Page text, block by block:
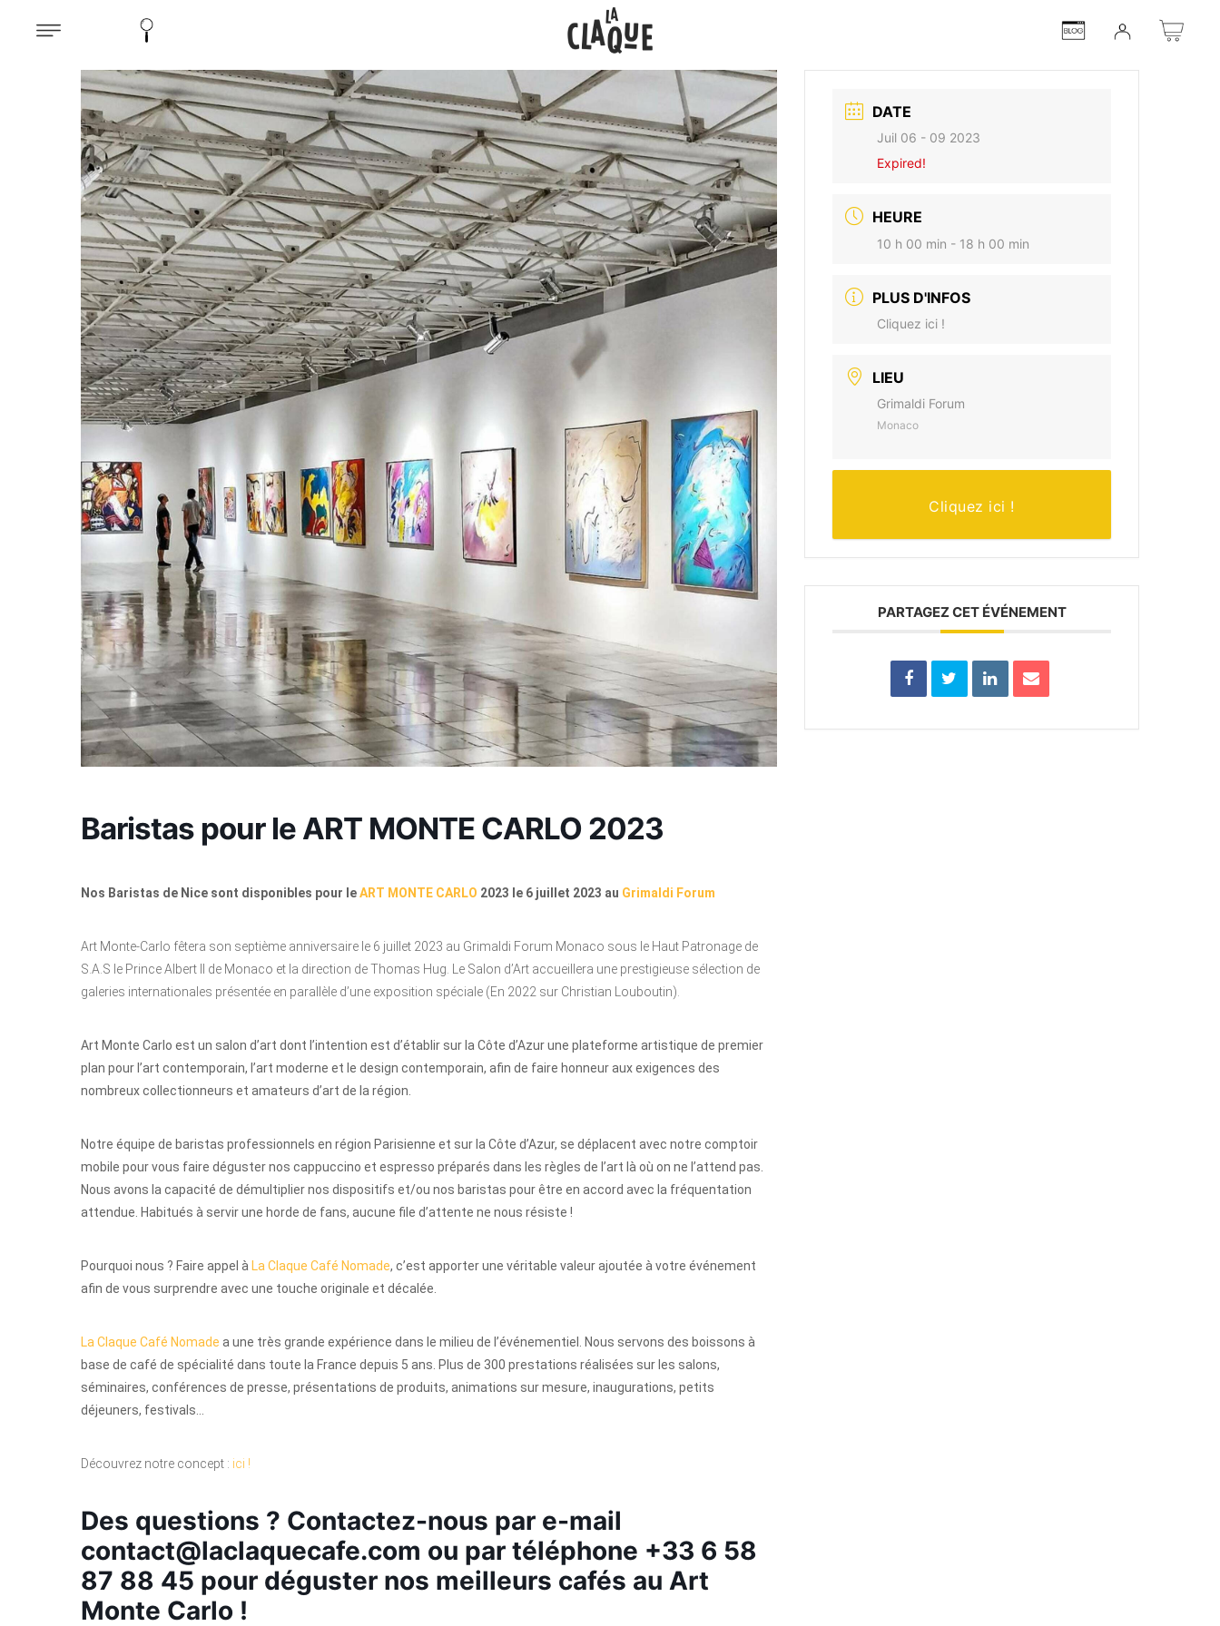
Baristas pour le ART MONTE CARLO 2023
Nos Baristas de Nice sont disponibles pour leART MONTE CARLO 2023 le 6 juillet 2023 au Grimaldi Forum
Art Monte-Carlo fêtera son septième anniversaire le 6 juillet 2023 au Grimaldi Forum Monaco sous le Haut Patronage de
S.A.S le Prince Albert II de Monaco et la direction de Thomas Hug. Le Salon d’Art accueillera une prestigieuse sélection de
galeries internationales présentée en parallèle d’une exposition spéciale (En 2022 sur Christian Louboutin).
Art Monte Carlo est un salon d’art dont l’intention est d’établir sur la Côte d’Azur une plateforme artistique de premier
plan pour l’art contemporain, l’art moderne et le design contemporain, afin de faire honneur aux exigences des
nombreux collectionneurs et amateurs d’art de la région.
Notre équipe de baristas professionnels en région Parisienne et sur la Côte d’Azur, se déplacent avec notre comptoir
mobile pour vous faire déguster nos cappuccino et espresso préparés dans les règles de l’art là où on ne l’attend pas.
Nous avons la capacité de démultiplier nos dispositifs et/ou nos baristas pour être en accord avec la fréquentation
attendue. Habitués à servir une horde de fans, aucune file d’attente ne nous résiste !
Pourquoi nous ? Faire appel à La Claque Café Nomade, c’est apporter une véritable valeur ajoutée à votre événement
afin de vous surprendre avec une touche originale et décalée.
La Claque Café Nomade a une très grande expérience dans le milieu de l’événementiel. Nous servons des boissons à
base de café de spécialité dans toute la France depuis 5 ans. Plus de 300 prestations réalisées sur les salons,
séminaires, conférences de presse, présentations de produits, animations sur mesure, inaugurations, petits
déjeuners, festivals…
Découvrez notre concept : ici !
Des questions ? Contactez-nous par e-mail
contact@laclaquecafe.com ou par téléphone +33 6 58
87 88 45 pour déguster nos meilleurs cafés au Art
Monte Carlo !
DATE
Juil 06 - 09 2023
Expired!
HEURE
10 h 00 min - 18 h 00 min
PLUS D'INFOS
Cliquez ici !
LIEU
Grimaldi Forum
Monaco
Cliquez ici !
PARTAGEZ CET ÉVÉNEMENT